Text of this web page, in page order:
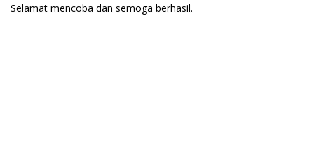
Selamat mencoba dan semoga berhasil.